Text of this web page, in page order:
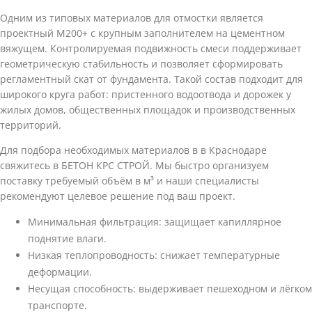
Одним из типовых материалов для отмостки является
проектный М200+ с крупным заполнителем на цементном
вяжущем. Контролируемая подвижность смеси поддерживает
геометрическую стабильность и позволяет сформировать
регламентный скат от фундамента. Такой состав подходит для
широкого круга работ: пристенного водоотвода и дорожек у
жилых домов, общественных площадок и производственных
территорий.
Для подбора необходимых материалов в в Краснодаре
свяжитесь в БЕТОН КРС СТРОЙ. Мы быстро организуем
поставку требуемый объём в м³ и наши специалисты
рекомендуют целевое решение под ваш проект.
Минимальная фильтрация: защищает капиллярное
поднятие влаги.
Низкая теплопроводность: снижает температурные
деформации.
Несущая способность: выдерживает пешеходном и лёгком
транспорте.